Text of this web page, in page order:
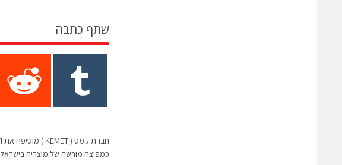
שתף כתבה
כמפיצה מורשה של מוצריה בישראל